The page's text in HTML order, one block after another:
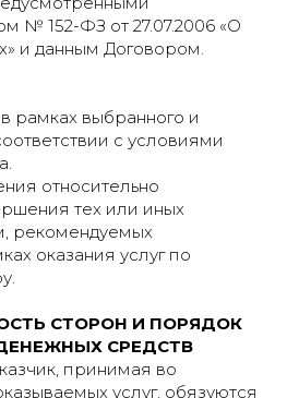
№ 152-ФЗ от 27.07.2006 «О
и данным Договором.
в рамках выбранного и
с условиями
относительно
тех или иных
рекомендуемых
оказания услуг по
СТОРОН И ПОРЯДОК
СРЕДСТВ
принимая во
услуг, обязуются